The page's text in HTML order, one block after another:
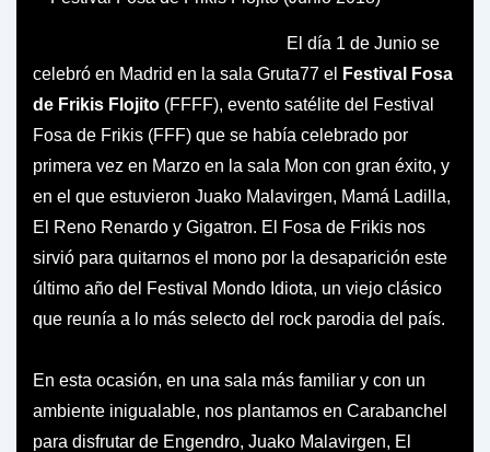
El día 1 de Junio se
celebró en Madrid en la sala Gruta77 el
Festival Fosa
de Frikis Flojito (FFFF), evento satélite del Festival
Fosa de Frikis (FFF) que se había celebrado por
primera vez en Marzo en la sala Mon con gran éxito, y
en el que estuvieron Juako Malavirgen, Mamá Ladilla,
El Reno Renardo y Gigatron. El Fosa de Frikis nos
sirvió para quitarnos el mono por la desaparición este
último año del Festival Mondo Idiota, un viejo clásico
que reunía a lo más selecto del rock parodia del país.
En esta ocasión, en una sala más familiar y con un
ambiente inigualable, nos plantamos en Carabanchel
para disfrutar de Engendro, Juako Malavirgen, El